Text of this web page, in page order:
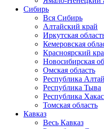
Сибирь
Вся Сибирь
Алтайский край
Иркутская
Кемеровская
Красноярский
Новосибирская
Омская область
Республика Алтай
Республика Тыва
Республика
Томская область
Кавказ
Весь Кавказ